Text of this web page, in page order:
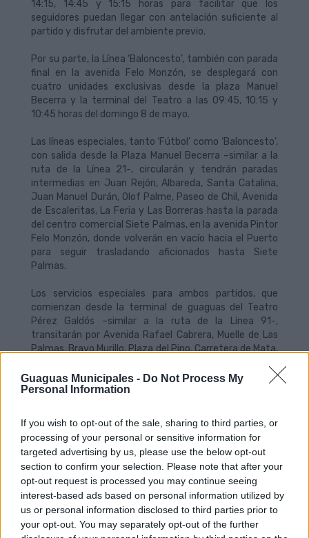
Guaguas Municipales - Do Not Process My
Personal Information
If you wish to opt-out of the sale, sharing to third parties, or
processing of your personal or sensitive information for
targeted advertising by us, please use the below opt-out
section to confirm your selection. Please note that after your
opt-out request is processed you may continue seeing
interest-based ads based on personal information utilized by
us or personal information disclosed to third parties prior to
your opt-out. You may separately opt-out of the further
14:15, 14:45 y 15:15 horas para facilitar que los
seguidores puedan llegar con antelación suficiente al
partido y disfrutar del ambiente previo.
Por su parte, la Línea ‘Baloncesto’, también con parada
final en la avenida Felo Monzón, se desplegará con
cuatro unidades exclusivas desde la plaza Manuel
Becerra y la terminal del Teatro a las 09:45, 10:15 y
10:45 horas del domingo 8 de mayo.
Las líneas especiales, tanto ‘Fútbol’ como ‘Baloncesto’,
con salida desde la Plaza Manuel Becerra –similar a la
ruta de la Línea 21-, circularán y tendrán paradas
intermedias en Juan Rejón, Albareda, Santa Catalina,
Juan Manuel Durán, Olof Palme, Paseo de Chil, Avenida
de Escaleritas, La Feria y Las Borreras hasta la parada
del centro comercial Siete Palmas, en la avenida Pintor
Felo Monzón, donde volverán en vacío hacia el Puerto
para seguir trasladando aficionados hasta Siete
Palmas.
Los servicios especiales para ambos partidos, que
comienzan desde la terminal de guaguas del Teatro
Pérez Galdós –similar a la ruta de la Línea 91-,
transitarán por Avenida Rafael Cabrera, Muelle de Las
Palmas, Bravo Murillo, Plaza del Pino, Carretera de Mata,
General del Norte, Vía de enlace entre las Rotondas de
La Paterna y de La Feria, Avenida de La Feria, Las
Siete Palmas, en Pintor Felo Monzón.
A la conclusión de cada uno de los partidos, la parada de
regreso de la líneas especiales estará situada en la
avenida Pintor Felo Monzón, donde esperarán a los
aficionados unidades adicionales con destino al Teatro
y Puerto, que saldrán a medida de que completen su
oferta de plazas.